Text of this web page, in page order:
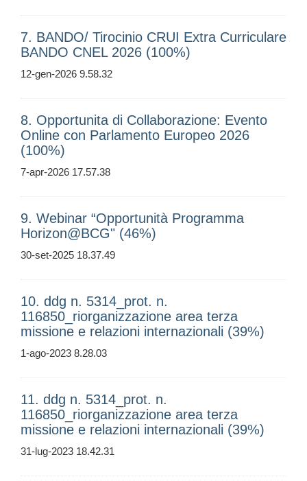
7. BANDO/ Tirocinio CRUI Extra Curriculare
BANDO CNEL 2026 (100%)
12-gen-2026 9.58.32
8. Opportunita di Collaborazione: Evento
Online con Parlamento Europeo 2026
(100%)
7-apr-2026 17.57.38
9. Webinar “Opportunità Programma
Horizon@BCG" (46%)
30-set-2025 18.37.49
10. ddg n. 5314_prot. n.
116850_riorganizzazione area terza
missione e relazioni internazionali (39%)
1-ago-2023 8.28.03
11. ddg n. 5314_prot. n.
116850_riorganizzazione area terza
missione e relazioni internazionali (39%)
31-lug-2023 18.42.31